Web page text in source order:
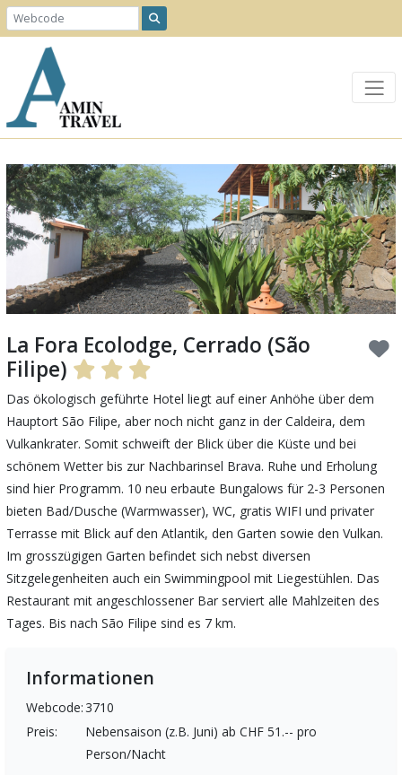
Previous Next
La Fora Ecolodge, Cerrado (São
Filipe)
Das ökologisch geführte Hotel liegt auf einer Anhöhe über dem
Hauptort São Filipe, aber noch nicht ganz in der Caldeira, dem
Vulkankrater. Somit schweift der Blick über die Küste und bei
schönem Wetter bis zur Nachbarinsel Brava. Ruhe und Erholung
sind hier Programm. 10 neu erbaute Bungalows für 2-3 Personen
bieten Bad/Dusche (Warmwasser), WC, gratis WIFI und privater
Terrasse mit Blick auf den Atlantik, den Garten sowie den Vulkan.
Im grosszügigen Garten befindet sich nebst diversen
Sitzgelegenheiten auch ein Swimmingpool mit Liegestühlen. Das
Restaurant mit angeschlossener Bar serviert alle Mahlzeiten des
Tages. Bis nach São Filipe sind es 7 km.
Informationen
Webcode:3710
Preis:
Nebensaison (z.B. Juni) ab CHF 51.-- pro
Person/Nacht